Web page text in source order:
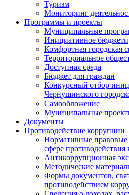
Туризм
Мониторинг
Программы и проекты
Муниципальные
Инициативное
Комфортная городская
Территориальное
Доступная среда
Бюджет для граждан
Конкурсный отбор
Чернушинского
Самообложение
Муниципальные
Документы
Противодействие коррупции
Нормативные
сфере противодействия
Антикоррупционная
Методические
Формы документов,
противодействием